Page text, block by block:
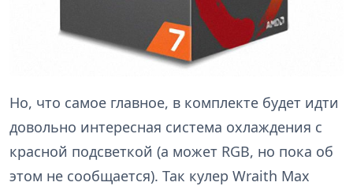
Но, что самое главное, в комплекте будет идти
довольно интересная система охлаждения с
красной подсветкой (а может RGB, но пока об
этом не сообщается). Так кулер Wraith Max